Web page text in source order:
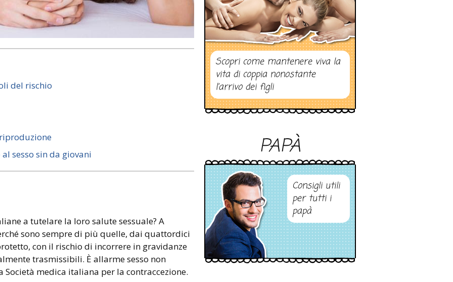
del rischio
sesso sin da giovani
a tutelare la loro salute sessuale? A
sono sempre di più quelle, dai quattordici
con il rischio di incorrere in gravidanze
trasmissibili. È allarme sesso non
Società medica italiana per la contraccezione.
Scopri come mantenere viva la
vita di coppia nonostante
l’arrivo dei figli
PAPÀ
Consigli utili
per tutti i
papà